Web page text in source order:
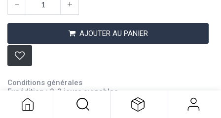
AJOUTER AU PANIER
Conditions générales
Expédition : 2-3 jours ouvrables